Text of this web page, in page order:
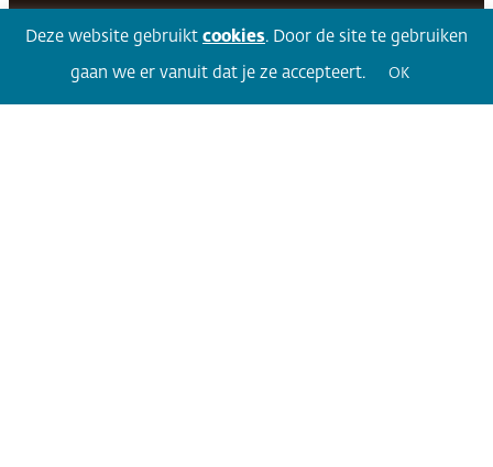
Volg 360Facebook LinkedIn Twitter
Deze website gebruikt cookies. Door de site te gebruiken
gaan we er vanuit dat je ze accepteert. OK